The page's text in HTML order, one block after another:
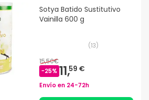
Sotya Batido Sustitutivo
Vainilla 600 g
(13)
15,50€
-25% 11,59 €
Envío en 24-72h